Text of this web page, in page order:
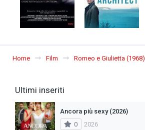
Home Film Romeo e Giulietta (1968)
Ultimi inseriti
Ancora più sexy (2026)
0
2026